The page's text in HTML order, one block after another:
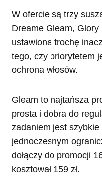
W ofercie są trzy
Dreame Gleam,
ustawiona trochę
tego, czy priorytetem
ochrona włosów.
Gleam to najtańsza
prosta i dobra do
zadaniem jest szybkie
jednoczesnym
dołączy do promocji
kosztował 159 zł.